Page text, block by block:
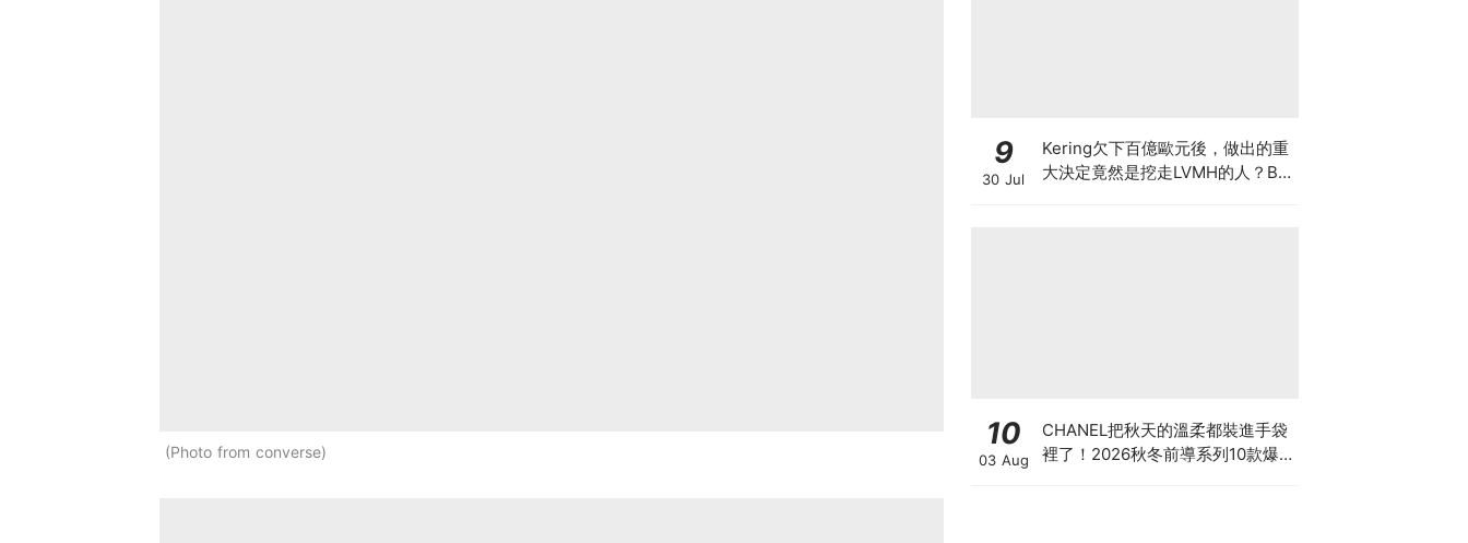
Photo from converse
9
30 Jul
Kering欠下百億歐元後，做出的重
大決定竟然是挖走LVMH的人？BV
10
03 Aug
CHANEL把秋天的溫柔都裝進手袋
裡了！2026秋冬前導系列10款爆